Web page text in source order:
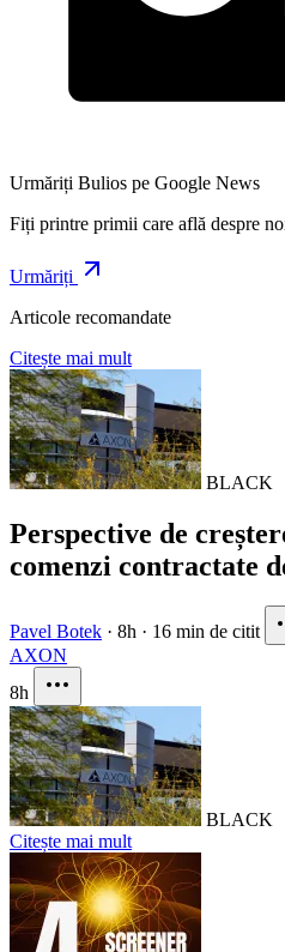
Urmăriți Bulios pe Google News
Fiți printre primii care află despre
Urmăriți
Articole recomandate
Citește mai mult
BLACK
Perspective de
comenzi contractate
Pavel Botek · 8h · 16 min de citit
AXON
8h
BLACK
Citește mai mult